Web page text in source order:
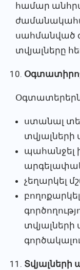
համար
սահմանված
տվյալները
Օգտատերերն
ստանալ
տվյալների
պահանջել
չեղարկել
Տվյալների